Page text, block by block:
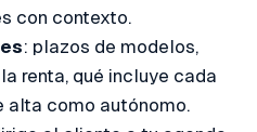
con contexto.
: plazos de modelos,
renta, qué incluye cada
alta como autónomo.